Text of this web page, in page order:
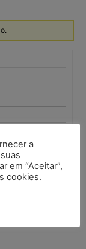
a
em “Aceitar”,
cookies.